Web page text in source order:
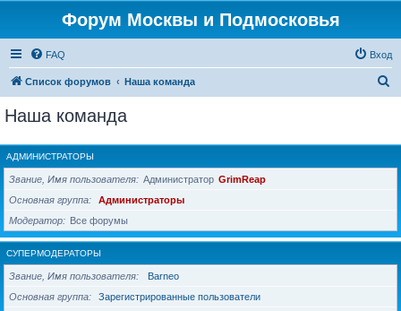
Форум Москвы и Подмосковья
FAQ Вход
Список форумов Наша команда
с
к
Наша команда
АДМИНИСТРАТОРЫ
Звание, Имя пользователя Администратор GrimReap
Основная группа
Администраторы
Модератор
Все форумы
СУПЕРМОДЕРАТОРЫ
Звание, Имя пользователя
Barneo
Основная группа
Зарегистрированные пользователи